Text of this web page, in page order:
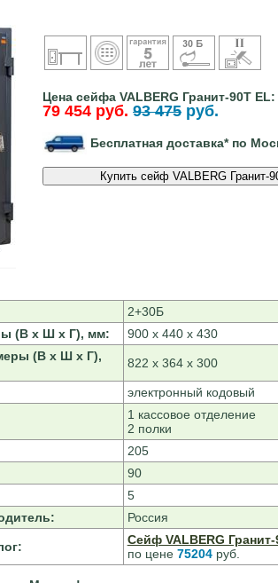
Цена сейфа VALBERG Гранит-90Т EL:
79 454 руб. 93 475 руб.
Бесплатная доставка* по
2+30Б
(В х Ш х Г), мм:
900 х 440 х 430
(В х Ш х Г),
822 х 364 х 300
электронный кодовый
1 кассовое отделение
2 полки
205
90
5
Россия
Сейф VALBERG Гранит-
по цене 75204руб.